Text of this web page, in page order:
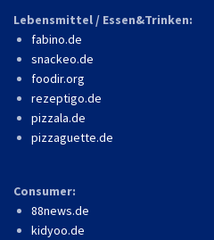
Lebensmittel / Essen&Trinken:
fabino.de
snackeo.de
foodir.org
rezeptigo.de
pizzala.de
pizzaguette.de
Consumer:
88news.de
kidyoo.de